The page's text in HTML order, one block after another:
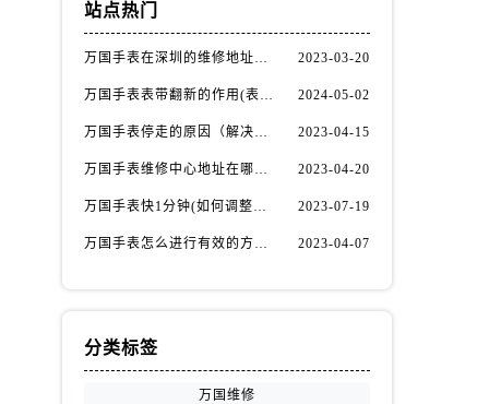
站点热门
万国手表在深圳的维修地址在哪了（万国手表如何更换表带） 2023-03-20
万国手表表带翻新的作用(表带翻新有什么用) 2024-05-02
万国手表停走的原因（解决方法） 2023-04-15
万国手表维修中心地址在哪呢？ 2023-04-20
万国手表快1分钟(如何调整时间准确无误) 2023-07-19
万国手表怎么进行有效的方法进行消磁呢(机械手表消磁) 2023-04-07
分类标签
万国维修